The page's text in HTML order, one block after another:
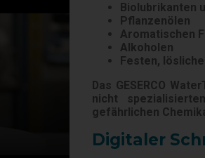
Biolubrikanten
Pflanzenölen
Aromatischen
Alkoholen
Festen,
Das GESERCO
nicht
gefährlichen
Digitaler